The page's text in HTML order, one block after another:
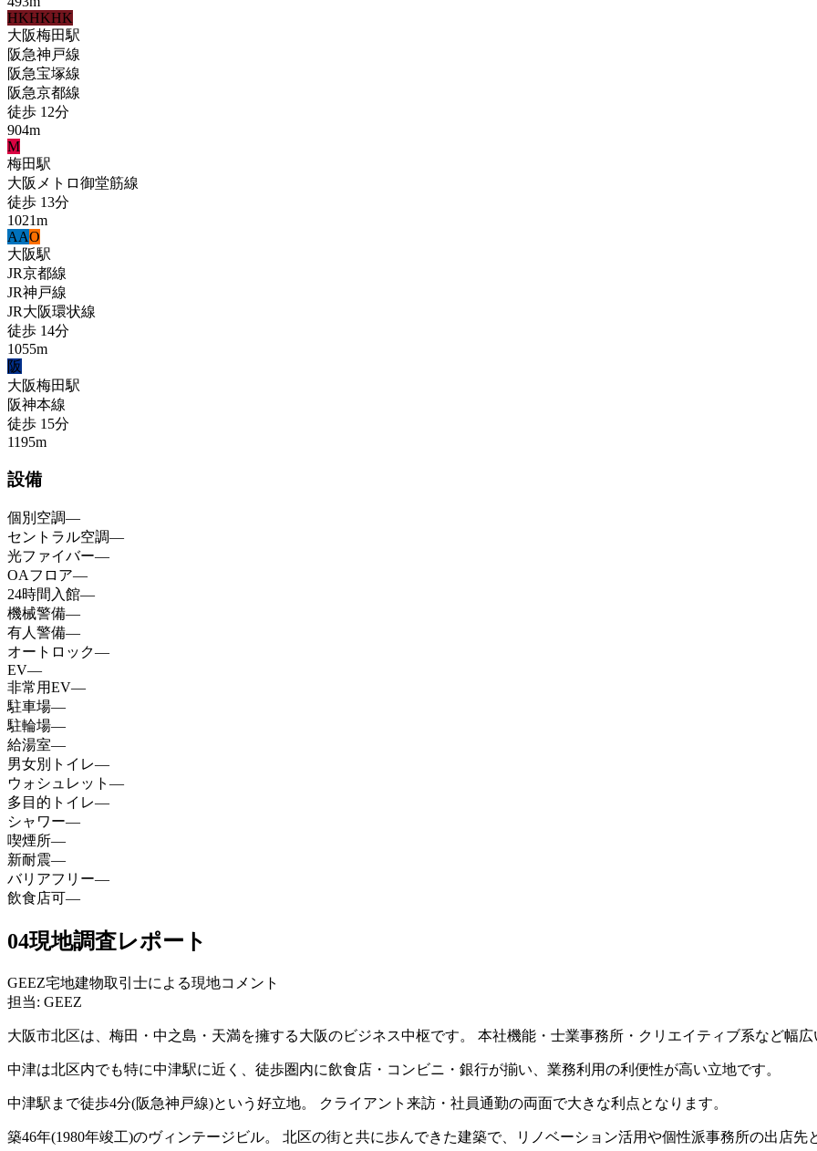
HKHKHK
大阪梅田駅
阪急神戸線
阪急宝塚線
阪急京都線
徒歩 12分
904m
M
梅田駅
大阪メトロ御堂筋線
徒歩 13分
1021m
AAO
大阪駅
JR京都線
JR神戸線
JR大阪環状線
徒歩 14分
1055m
阪
大阪梅田駅
阪神本線
徒歩 15分
1195m
設備
個別空調—
セントラル空調—
光ファイバー—
OAフロア—
24時間入館—
機械警備—
有人警備—
オートロック—
EV—
非常用EV—
駐車場—
駐輪場—
給湯室—
男女別トイレ—
ウォシュレット —
多目的トイレ—
シャワー—
喫煙所—
新耐震—
バリアフリー—
飲食店可—
04現地調査レポート
GEEZ宅地建物取引士による現地コメント
担当: GEEZ
大阪市北区は、梅田・中之島・天満を擁する大阪のビジネス中枢です。 本社機能・士業事務所・クリエイティブ系など幅
中津は北区内でも特に中津駅に近く、徒歩圏内に飲食店・コンビニ・銀行が揃い、業務利用の利便性が高い立地です。
中津駅まで徒歩4分(阪急神戸線)という好立地。 クライアント来訪・社員通勤の両面で大きな利点となります。
築46年(1980年竣工)のヴィンテージビル。 北区の街と共に歩んできた建築で、リノベーション活用や個性派事務所の出店先